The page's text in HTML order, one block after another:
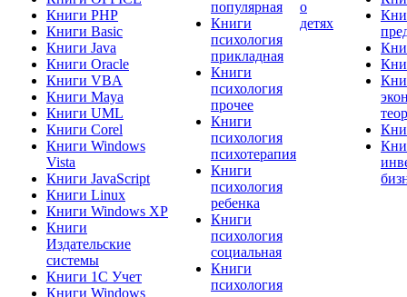
Книги PHP
Книги Basic
Книги Java
Книги Oracle
Книги VBA
Книги Maya
Книги UML
Книги Corel
Книги Windows
Vista
Книги JavaScript
Книги Linux
Книги Windows XP
Книги
Издательские
системы
Книги 1C Учет
Книги Windows
популярная
Книги
психология
прикладная
Книги
психология
прочее
Книги
психология
психотерапия
Книги
психология
ребенка
Книги
психология
социальная
Книги
психология
о
детях